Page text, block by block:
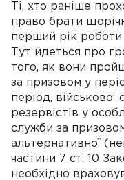
Ті, хто раніше
право брати
перший рік
Тут йдеться про
того, як вони
за призовом у
період, військової
резервістів у
служби за
альтернативної
частини 7 ст. 10
необхідно